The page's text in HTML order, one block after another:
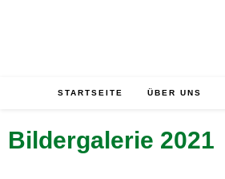
STARTSEITE ÜBER UNS
Bildergalerie 2021